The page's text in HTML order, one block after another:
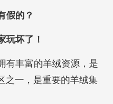
假的？
玩坏了！
有丰富的羊绒资源，是
之一，是重要的羊绒集